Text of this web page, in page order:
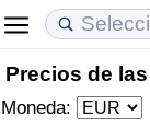
Precios de
Moneda:
Coste de vida
Precios de las
Calidad de Vida